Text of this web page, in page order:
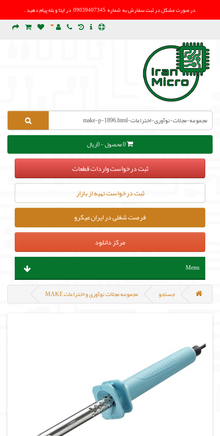
در صورت مشکل درثبت سفارش به شماره 09039407345 در ایتا و بله پیام دهید .
0 محصول - 0ریال
ثبت درخواست واردات قطعات
ثبت درخواست تهیه از بازار
فرصت شغلی در ایران میکرو
مرکز دانلود
Menu
ابزار آلات و تجهیزات
سنسور و ماژول
پروگرامر ، هدربورد و مینی کامپیوتر
منابع تغذیه و باتری
جستجو مجموعه مجلات نوآوری و اختراعات MAKE